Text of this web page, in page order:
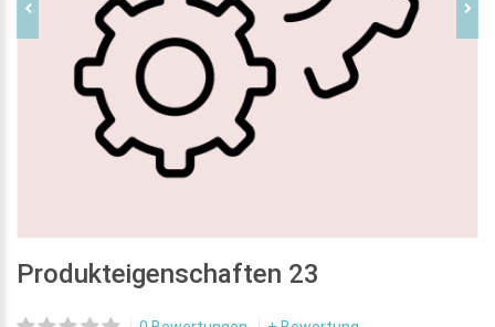
Produkteigenschaften 23